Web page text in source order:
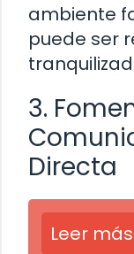
ambiente
puede ser
3.
Directa
Leer más